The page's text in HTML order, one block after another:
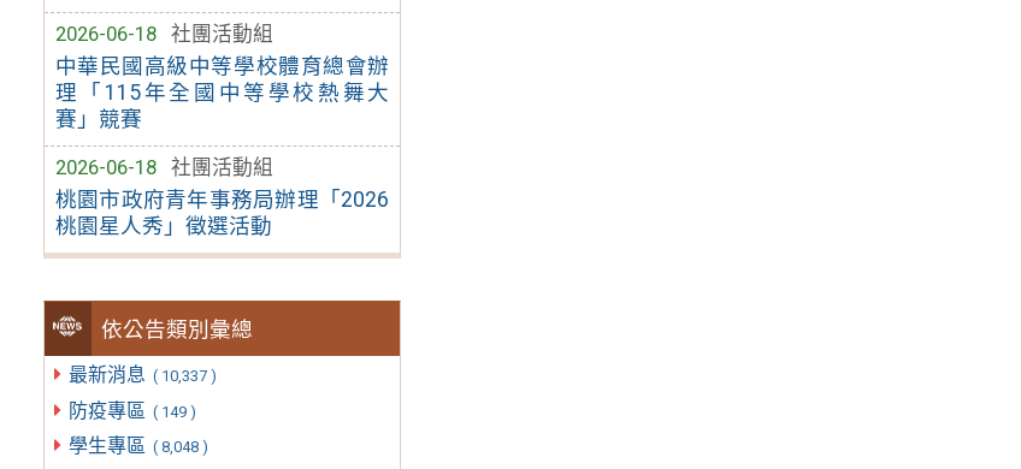
2026-06-18
社團活動組
中華民國高級中等學校體育總會辦
理「115年全國中等學校熱舞大
賽」競賽
2026-06-18
社團活動組
桃園市政府青年事務局辦理「2026
桃園星人秀」徵選活動
依公告類別彙總
最新消息 ( 10,337 )
防疫專區 ( 149 )
學生專區 ( 8,048 )